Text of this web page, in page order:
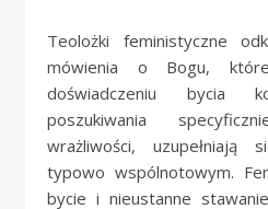
Teolożki feministyczne odkrywają nowy sposób
mówienia o Bogu,
doświadczeniu bycia
poszukiwania
wrażliwości, uzupełniają
typowo wspólnotowym.
bycie i nieustanne